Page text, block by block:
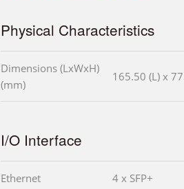
Physical Characteristics
Dimensions (LxWxH)
(mm)
165.50 (L) x
I/O Interface
Ethernet 4 x SFP+